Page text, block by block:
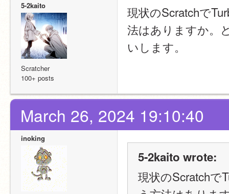
5-2kaito
Scratcher
100+ posts
現状のScratchで
法はありますか。
いします。
March 26, 2024 19:10:40
inoking
5-2kaito wrote:
現状のScratchで